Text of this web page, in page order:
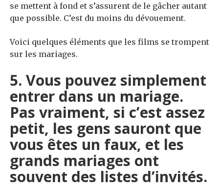
se mettent à fond et s’assurent de le gâcher autant
que possible. C’est du moins du dévouement.
Voici quelques éléments que les films se trompent
sur les mariages.
5. Vous pouvez simplement
entrer dans un mariage.
Pas vraiment, si c’est assez
petit, les gens sauront que
vous êtes un faux, et les
grands mariages ont
souvent des listes d’invités.